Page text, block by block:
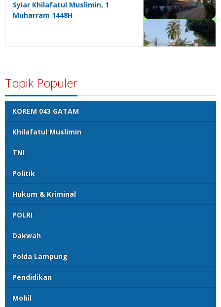
Syiar Khilafatul Muslimin, 1
Muharram 1448H
Topik Populer
KOREM 043 GATAM
Khilafatul Muslimin
TNI
Politik
Hukum & Kriminal
POLRI
Dakwah
Polda Lampung
Pendidikan
Mobil